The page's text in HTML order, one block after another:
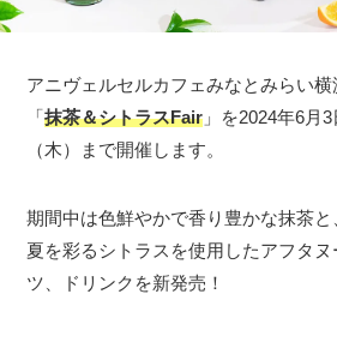
アニヴェルセルカフェみなとみらい
「抹茶＆シトラスFair 」を2024年6月
（木）まで開催します。
期間中は色鮮やかで香り豊かな抹茶
夏を彩るシトラスを使用したアフタ
ツ、ドリンクを新発売！